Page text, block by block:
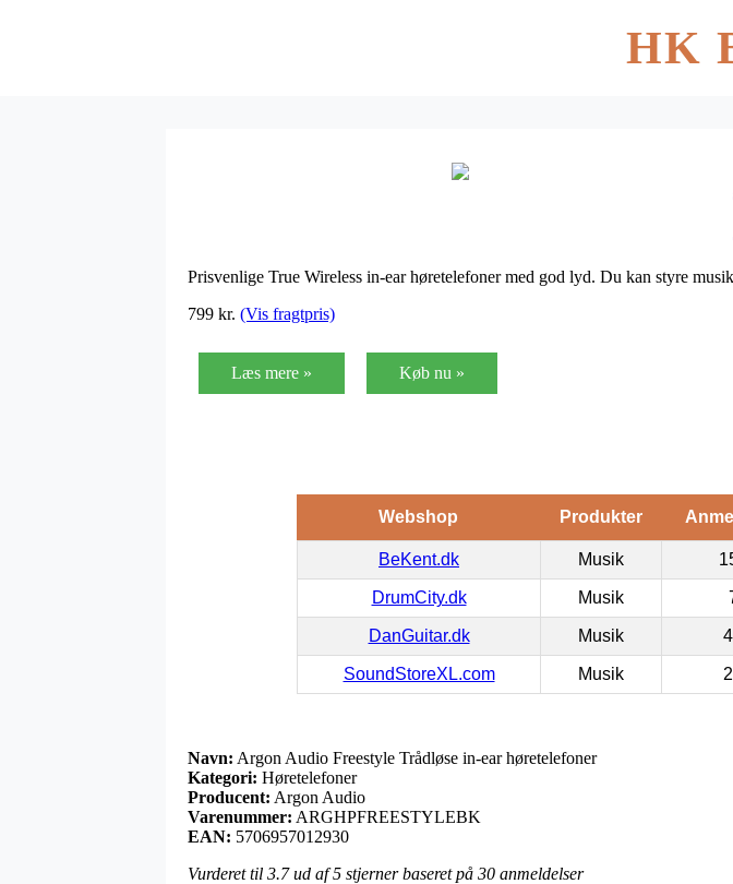
HK
Prisvenlige True Wireless in-ear høretelefoner med god lyd. Du kan styre
799 kr. (Vis fragtpris)
Læs mere » Køb nu »
Webshop Produkter
BeKent.dk Musik
DrumCity.dk Musik
DanGuitar.dk Musik
SoundStoreXL.com Musik
Navn: Argon Audio Freestyle Trådløse in-ear høretelefoner
Kategori: Høretelefoner
Producent: Argon Audio
Varenummer: ARGHPFREESTYLEBK
EAN: 5706957012930
Vurderet til 3.7ud af 5 stjerner baseret på 30 anmeldelser